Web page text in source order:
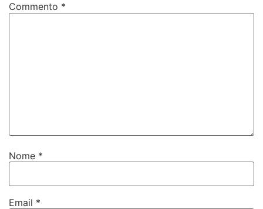
Commento *
Nome *
Email *